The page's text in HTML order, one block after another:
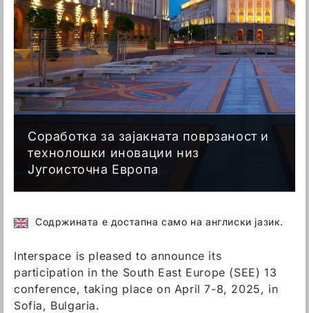
Соработка за зајакната поврзаност и
технолошки иновации низ
Југоисточна Европа
Содржината е достапна само на англиски јазик.
Interspace is pleased to announce its
participation in the South East Europe (SEE) 13
conference, taking place on April 7-8, 2025, in
Sofia, Bulgaria.